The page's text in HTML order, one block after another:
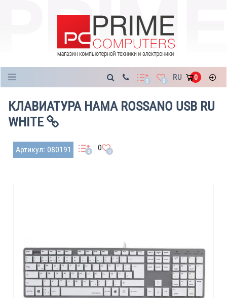
0 0 RU 0
КЛАВИАТУРА HAMA ROSSANO USB RU
WHITE
Артикул: 080191 0 0 0